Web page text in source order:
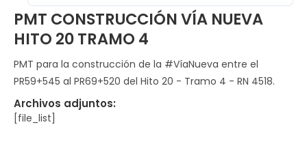
PMT CONSTRUCCIÓN VÍA NUEVA
HITO 20 TRAMO 4
PMT para la construcción de la #VíaNueva entre el
PR59+545 al PR69+520 del Hito 20 - Tramo 4 - RN 4518.
Archivos adjuntos:
[file_list]